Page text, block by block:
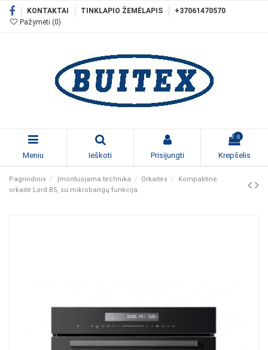
KONTAKTAI TINKLAPIO ŽEMĖLAPIS
+37061470570
Pažymėti (0)
Meniu Ieškoti Prisijungti
0
Krepšelis
Pagrindinis Įmontuojama technika Orkaitės
Kompaktinė
orkaitė Lord B5, su mikrobangų funkcija